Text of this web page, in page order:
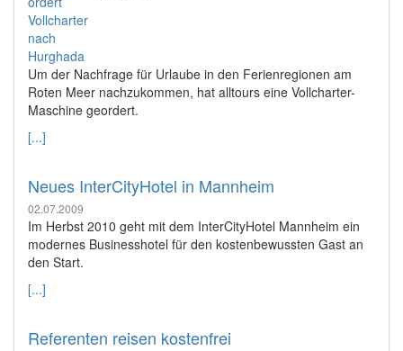
Um der Nachfrage für Urlaube in den Ferienregionen am
Roten Meer nachzukommen, hat alltours eine Vollcharter-
Maschine geordert.
[...]
Neues InterCityHotel in Mannheim
02.07.2009
Im Herbst 2010 geht mit dem InterCityHotel Mannheim ein
modernes Businesshotel für den kostenbewussten Gast an
den Start.
[...]
Referenten reisen kostenfrei